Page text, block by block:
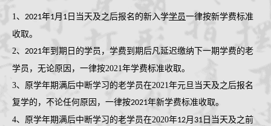
1、 2021年1月 1 日当天及之后报名的新入学学员一律按新学费标准
收取。
2、 2021年到期日的学员，学费到期后凡延迟缴纳下一期学费的老
学员，无论原因，一律按2021年学费标准收取。
3、原学年期满后中断学习的老学员在2021年元旦当天及之后报名
复学的，不论任何原因，一律按2021年新学费标准收取。
4、原学年期满后中断学习的老学员在2020年12月 31 日当天及之前